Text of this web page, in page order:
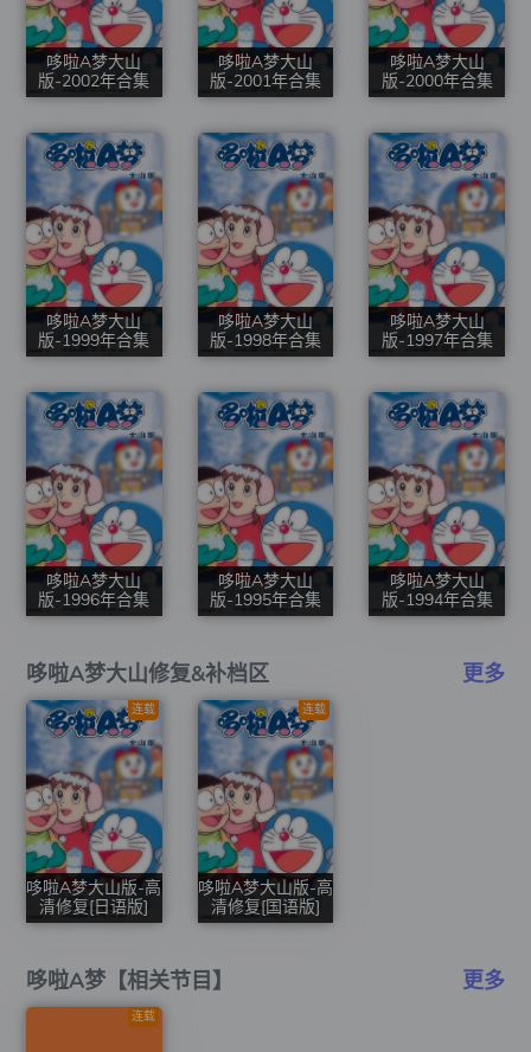
哆啦A梦大山
版-2002年合集
哆啦A梦大山
版-2001年合集
哆啦A梦大山
版-2000年合集
哆啦A梦大山
版-1999年合集
哆啦A梦大山
版-1998年合集
哆啦A梦大山
版-1997年合集
哆啦A梦大山
版-1996年合集
哆啦A梦大山
版-1995年合集
哆啦A梦大山
版-1994年合集
哆啦A梦大山修复&补档区 更多
哆啦A梦大山版-高
清修复[日语版]
连载
哆啦A梦大山版-高
清修复[国语版]
连载
哆啦A梦【相关节目】 更多
连载